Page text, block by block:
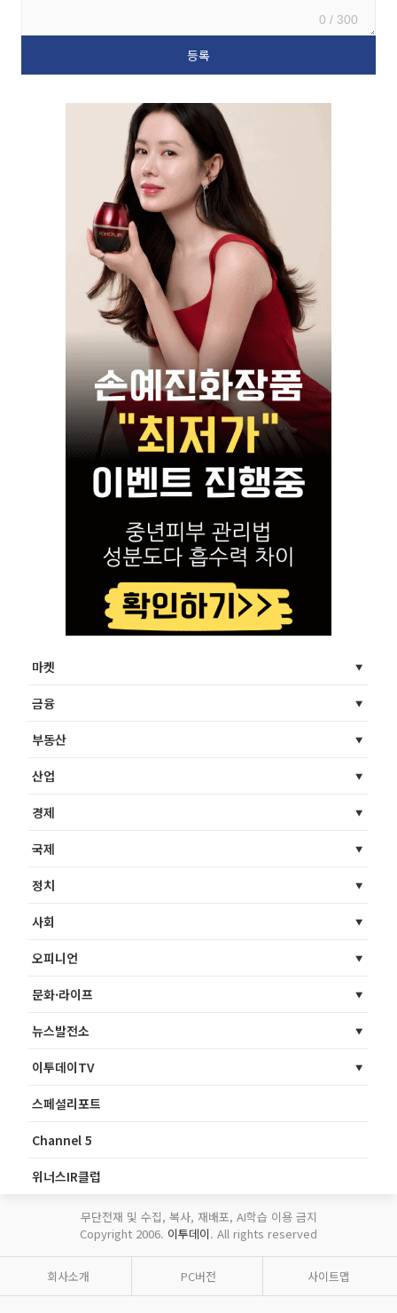
0 / 300
마켓
금융
부동산
산업
경제
국제
정치
사회
오피니언
문화·라이프
뉴스발전소
이투데이TV
스페셜리포트
Channel 5
위너스IR클럽
무단전재 및 수집, 복사, 재배포, AI학습 이용 금지
Copyright 2006. 이투데이. All rights reserved
회사소개 PC버전 사이트맵